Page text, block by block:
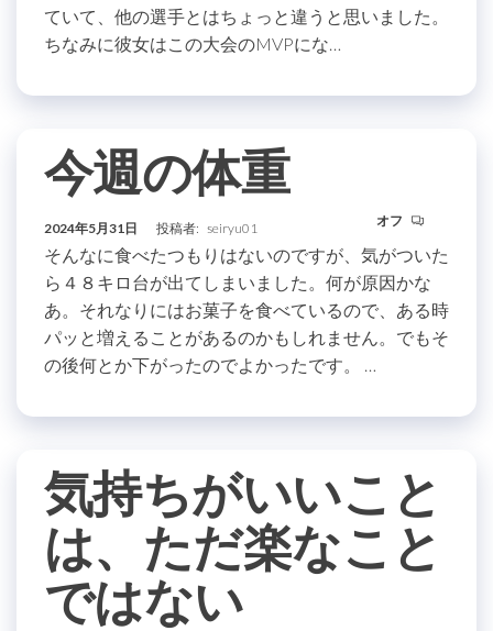
ていて、他の選手とはちょっと違うと思いました。
ちなみに彼女はこの大会のMVPにな…
今週の体重
2024年5月31日 投稿者: seiryu01 オフ
そんなに食べたつもりはないのですが、気がついた
ら４８キロ台が出てしまいました。何が原因かな
あ。それなりにはお菓子を食べているので、ある時
パッと増えることがあるのかもしれません。でもそ
の後何とか下がったのでよかったです。 …
気持ちがいいこと
は、ただ楽なこと
ではない